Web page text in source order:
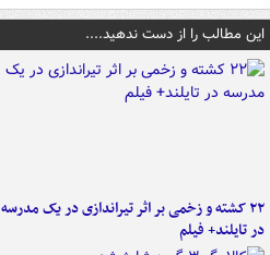
این مطالب را از دست ندهید....
۲۲ کشته و زخمی بر اثر تیراندازی در یک مدرسه
در تایلند+ فیلم